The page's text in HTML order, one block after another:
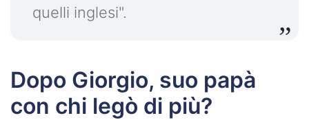
quelli inglesi".
Dopo Giorgio, suo papà
con chi legò di più?